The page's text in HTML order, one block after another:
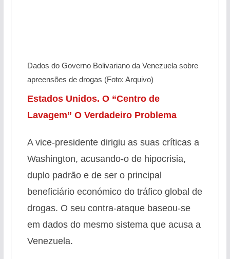
Dados do Governo Bolivariano da Venezuela sobre
apreensões de drogas (Foto: Arquivo)
Estados Unidos. O “Centro de
Lavagem” O Verdadeiro Problema
A vice-presidente dirigiu as suas críticas a
Washington, acusando-o de hipocrisia,
duplo padrão e de ser o principal
beneficiário económico do tráfico global de
drogas. O seu contra-ataque baseou-se
em dados do mesmo sistema que acusa a
Venezuela.